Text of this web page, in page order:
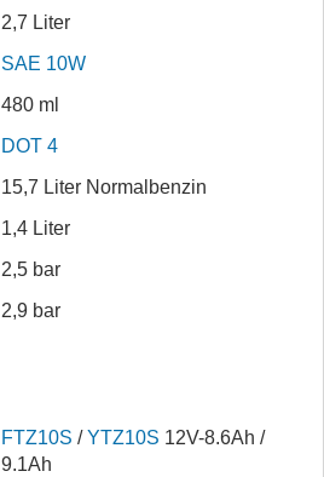
2,7 Liter
SAE 10W
480 ml
DOT 4
15,7 Liter Normalbenzin
1,4 Liter
2,5 bar
2,9 bar
FTZ10S /YTZ10S 12V-8.6Ah /
9.1Ah